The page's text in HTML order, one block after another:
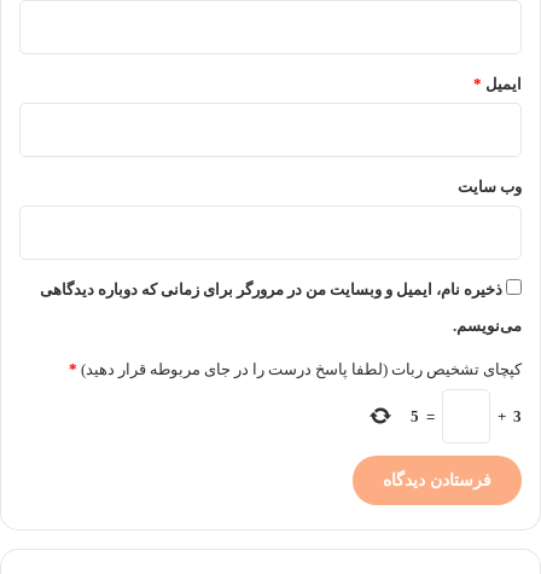
ایمیل *
وب‌ سایت
ذخیره نام، ایمیل و وبسایت من در مرورگر برای زمانی که دوباره دیدگاهی
می‌نویسم.
کپچای تشخیص ربات (لطفا پاسخ درست را در جای مربوطه قرار دهید) *
3
+
=
5